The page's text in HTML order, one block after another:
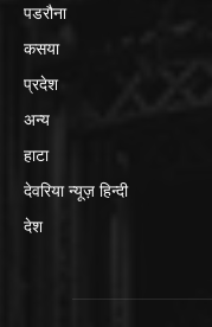
पडरौना
कसया
प्रदेश
अन्य
हाटा
देवरिया न्यूज़ हिन्दी
देश